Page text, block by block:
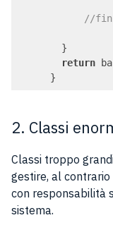
//
        }
return
      }
2. Classi
Classi troppo
gestire, al
con responsabilità
sistema.